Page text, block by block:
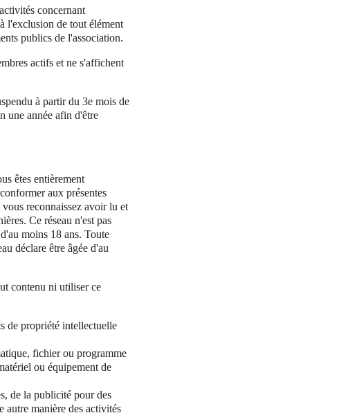
concernant
l'exclusion de tout élément
publics de l'association.
actifs et ne s'affichent
à partir du 3e mois de
une année afin d'être
êtes entièrement
aux présentes
reconnaissez avoir lu et
Ce réseau n'est pas
moins 18 ans. Toute
déclare être âgée d'au
contenu ni utiliser ce
de propriété intellectuelle
fichier ou programme
ou équipement de
de la publicité pour des
manière des activités